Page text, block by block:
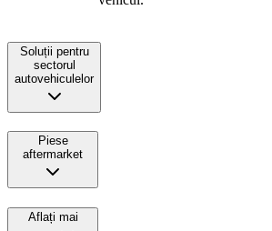
Soluții pentru
sectorul
autovehiculelor
Piese
aftermarket
Aflați mai